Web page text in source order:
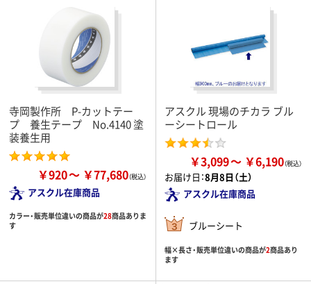
寺岡製作所 P-カットテー
プ 養生テープ No.4140 塗
装養生用
￥920 ￥77,680
アスクル在庫商品
カラー・販売単位違いの商品が28商品ありま
す
アスクル 現場のチカラ ブル
ーシートロール
￥3,099 ￥6,190
お届け日：8月8日（土）
アスクル在庫商品
ブルーシート
幅×長さ・販売単位違いの商品が2商品あり
ます